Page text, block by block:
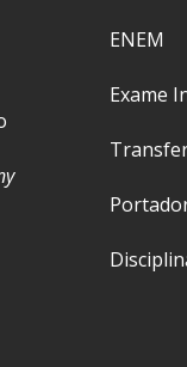
ENEM
Exame